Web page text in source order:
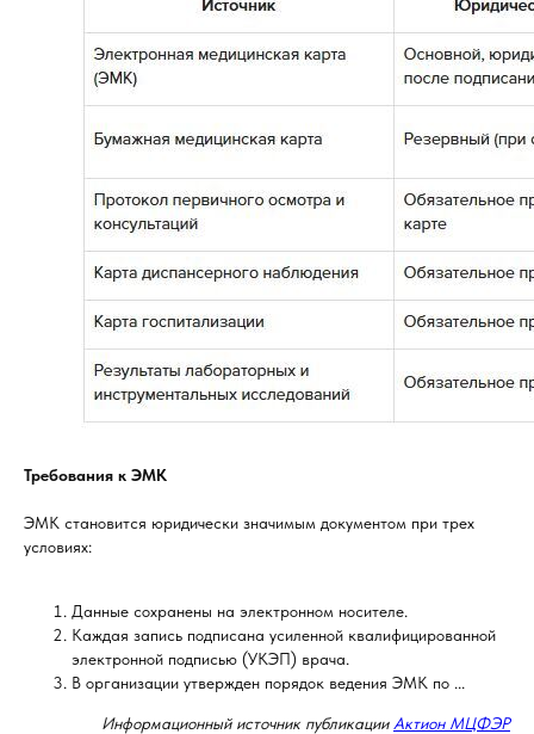
Требования к ЭМК
ЭМК становится юридически значимым документом при трех
условиях:
Данные сохранены на электронном носителе.
Каждая запись подписана усиленной квалифицированной
электронной подписью (УКЭП) врача.
В организации утвержден порядок ведения ЭМК по ...
Информационный источник публикации Актион МЦФЭР